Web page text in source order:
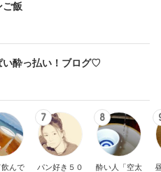
ご飯
酔っ払い！ブログ♡
んで
7
パン好き５０
8
酔い人「空太